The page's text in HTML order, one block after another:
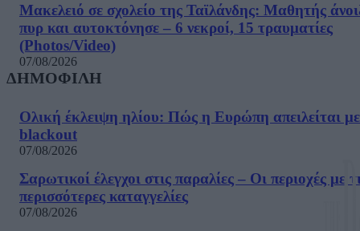
Μακελειό σε σχολείο της Ταϊλάνδης: Μαθητής
πυρ και αυτοκτόνησε – 6 νεκροί, 15 τραυματίες
(Photos/Video)
07/08/2026
ΔΗΜΟΦΙΛΗ
Ολική έκλειψη ηλίου: Πώς η Ευρώπη απειλείται με
blackout
07/08/2026
Σαρωτικοί έλεγχοι στις παραλίες – Οι περιοχές με
περισσότερες καταγγελίες
07/08/2026